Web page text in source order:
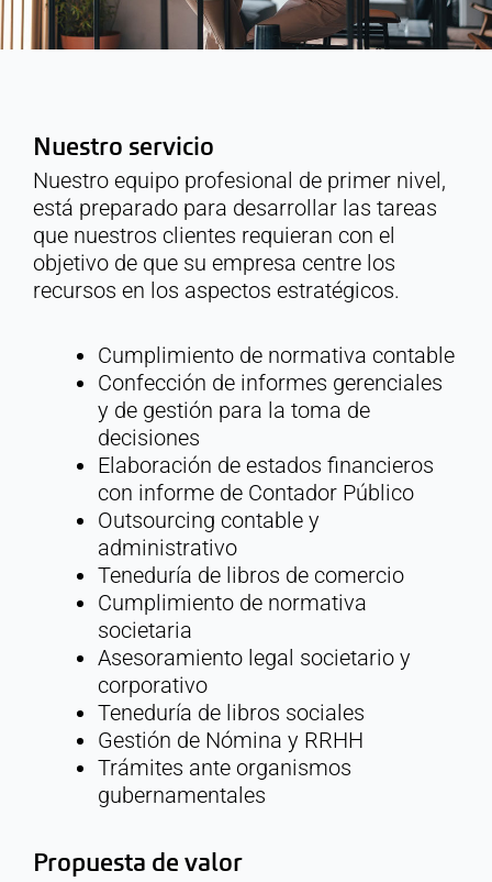
Nuestro servicio
Nuestro equipo profesional de primer nivel,
está preparado para desarrollar las tareas
que nuestros clientes requieran con el
objetivo de que su empresa centre los
recursos en los aspectos estratégicos.
Cumplimiento de normativa contable
Confección de informes gerenciales
y de gestión para la toma de
decisiones
Elaboración de estados financieros
con informe de Contador Público
Outsourcing contable y
administrativo
Teneduría de libros de comercio
Cumplimiento de normativa
societaria
Asesoramiento legal societario y
corporativo
Teneduría de libros sociales
Gestión de Nómina y RRHH
Trámites ante organismos
gubernamentales
Propuesta de valor